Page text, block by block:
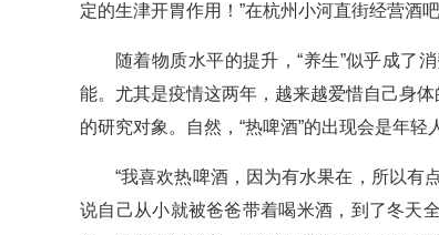
定的生津开胃作用！”在杭州小河直街经营酒
随着物质水平的提升，“养生”似乎成了
能。尤其是疫情这两年，越来越爱惜自己身
的研究对象。自然，“热啤酒”的出现会是年轻
“我喜欢热啤酒，因为有水果在，所以有
说自己从小就被爸爸带着喝米酒，到了冬天